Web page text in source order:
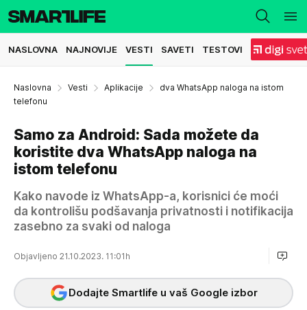
NASLOVNA NAJNOVIJE VESTI SAVETI TESTOVI
Naslovna Vesti Aplikacije
dva WhatsApp naloga na istom
telefonu
Samo za Android: Sada možete da
koristite dva WhatsApp naloga na
istom telefonu
Kako navode iz WhatsApp-a, korisnici će moći
da kontrolišu podšavanja privatnosti i notifikacija
zasebno za svaki od naloga
Objavljeno 21.10.2023. 11:01h
Dodajte Smartlife u vaš Google izbor